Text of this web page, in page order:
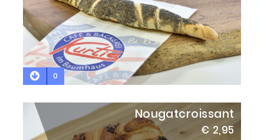
0
Nougatcroissant
€ 2,95